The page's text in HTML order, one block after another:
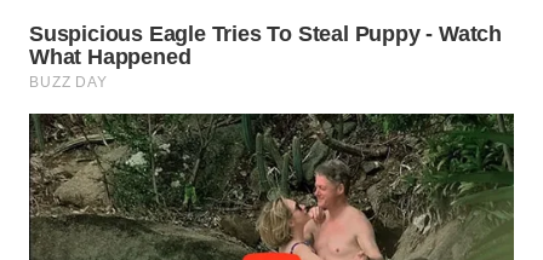
WN
SOLO
WN
BOROBUDUR
WN
MADURA